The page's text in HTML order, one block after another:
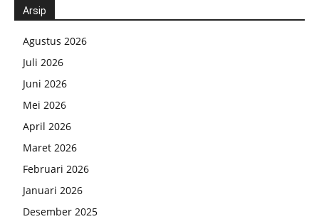
Arsip
Agustus 2026
Juli 2026
Juni 2026
Mei 2026
April 2026
Maret 2026
Februari 2026
Januari 2026
Desember 2025